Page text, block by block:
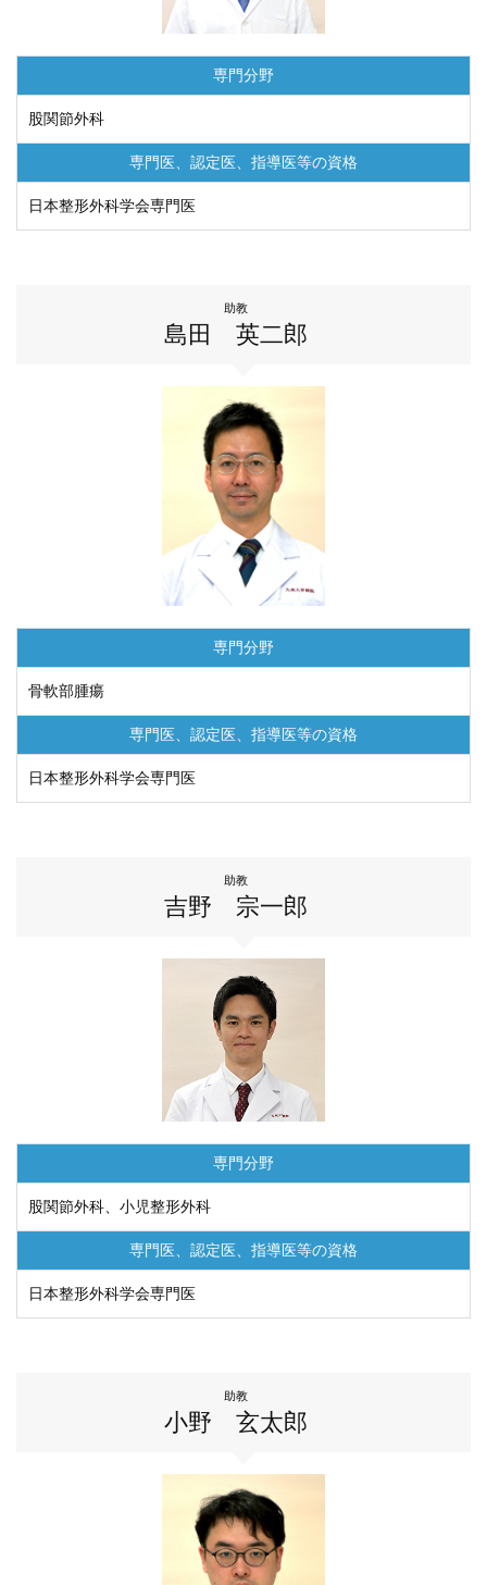
専門分野
股関節外科
専門医、認定医、 指導医等の資格
日本整形外科学会専門医
助教
島田 英二郎
専門分野
骨軟部腫瘍
専門医、認定医、 指導医等の資格
日本整形外科学会専門医
助教
吉野 宗一郎
専門分野
股関節外科、小児整形外科
専門医、認定医、 指導医等の資格
日本整形外科学会専門医
助教
小野 玄太郎